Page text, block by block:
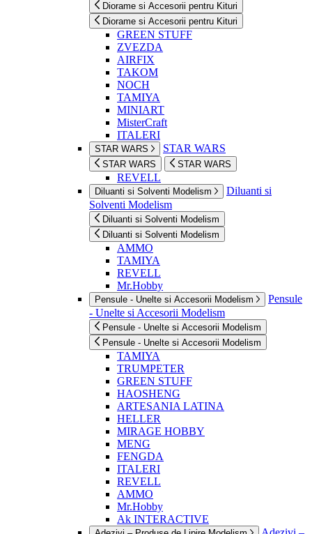
Diorame si Accesorii pentru Kituri
Diorame si Accesorii pentru Kituri
GREEN STUFF
ZVEZDA
AIRFIX
TAKOM
NOCH
TAMIYA
MINIART
MisterCraft
ITALERI
STAR WARS STAR WARS
STAR WARS STAR WARS
REVELL
Diluanti si Solventi Modelism
Diluanti si
Solventi Modelism
Diluanti si Solventi Modelism
Diluanti si Solventi Modelism
AMMO
TAMIYA
REVELL
Mr.Hobby
Pensule - Unelte si Accesorii Modelism
Pensule
- Unelte si Accesorii Modelism
Pensule - Unelte si Accesorii Modelism
Pensule - Unelte si Accesorii Modelism
TAMIYA
TRUMPETER
GREEN STUFF
HAOSHENG
ARTESANIA LATINA
HELLER
MIRAGE HOBBY
MENG
FENGDA
ITALERI
REVELL
AMMO
Mr.Hobby
Ak INTERACTIVE